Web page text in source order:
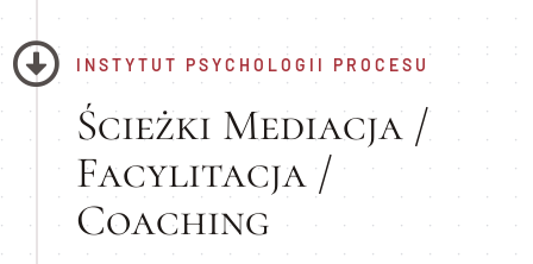
INSTYTUT PSYCHOLOGII PROCESU
Ścieżki Mediacja /
Facylitacja /
Coaching